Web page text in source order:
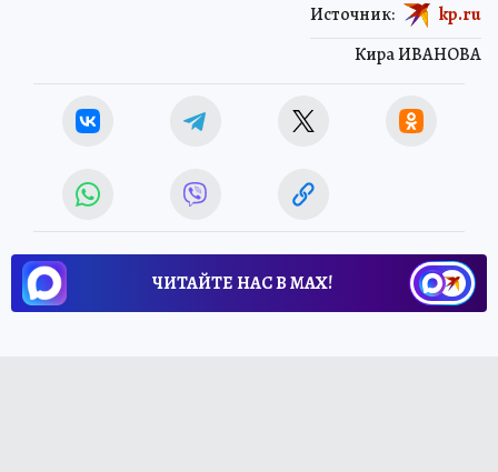
Кира ИВАНОВА
Источник: kp.ru
ЧИТАЙТЕ НАС В МАХ!